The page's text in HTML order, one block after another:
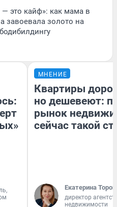
это кайф»: как мама в
завоевала золото на
МНЕНИЕ
Квартиры
но дешевеют:
рынок
сейчас такой
Екатерина
директор
недвижимости